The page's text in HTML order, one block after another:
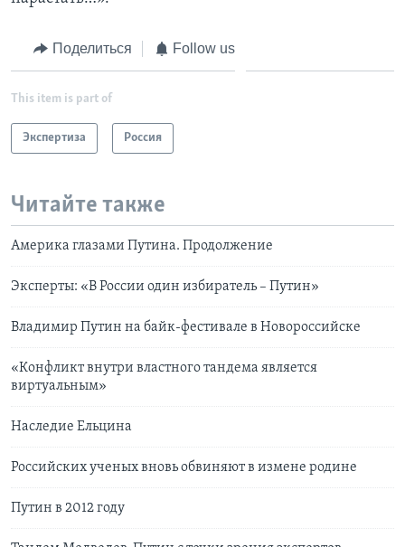
Поделиться Follow us
This item is part of
Экспертиза Россия
Читайте также
Америка глазами Путина. Продолжение
Эксперты: «В России один избиратель – Путин»
Владимир Путин на байк-фестивале в Новороссийске
«Конфликт внутри властного тандема является
виртуальным»
Наследие Ельцина
Российских ученых вновь обвиняют в измене родине
Путин в 2012 году